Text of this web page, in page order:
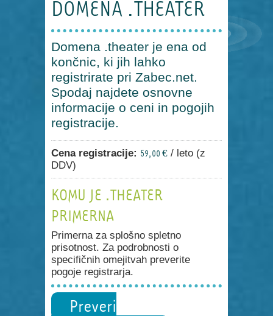
DOMENA .THEATER
Domena .theater je ena od
končnic, ki jih lahko
registrirate pri Zabec.net.
Spodaj najdete osnovne
informacije o ceni in pogojih
registracije.
Cena registracije: 59,00 € / leto (z
DDV)
KOMU JE .THEATER
PRIMERNA
Primerna za splošno spletno
prisotnost. Za podrobnosti o
specifičnih omejitvah preverite
pogoje registrarja.
Preveri